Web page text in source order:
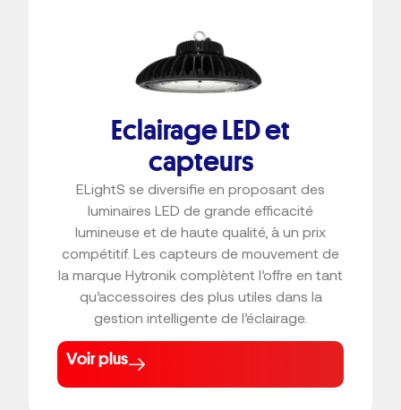
Eclairage LED et
capteurs
ELightS se diversifie en proposant des
luminaires LED de grande efficacité
lumineuse et de haute qualité, à un prix
compétitif. Les capteurs de mouvement de
la marque Hytronik complètent l’offre en tant
qu’accessoires des plus utiles dans la
gestion intelligente de l’éclairage.
Voir plus